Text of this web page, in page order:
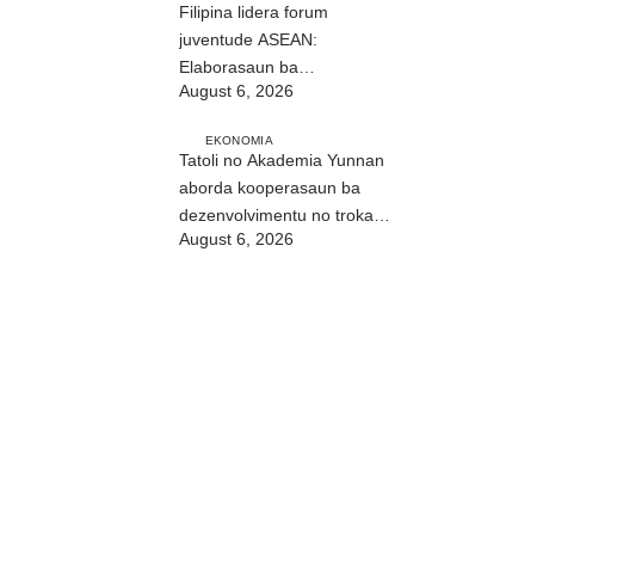
Filipina lidera forum
juventude ASEAN:
Elaborasaun ba
deklarasaun reziliénsia
August 6, 2026
EKONOMIA
Tatoli no Akademia Yunnan
aborda kooperasaun ba
dezenvolvimentu no troka
informasaun
August 6, 2026